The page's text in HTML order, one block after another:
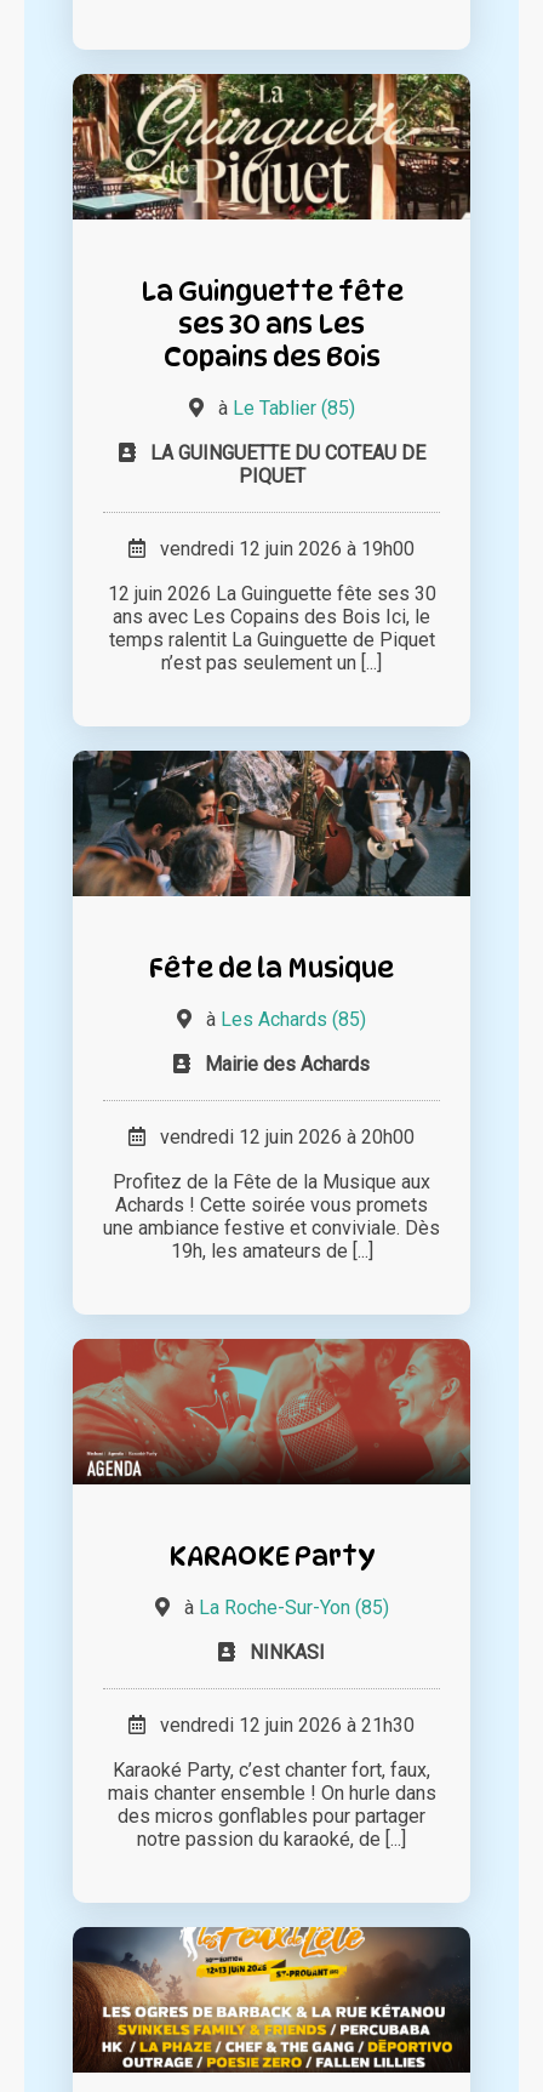
La Guinguette fête
ses 30 ans Les
Copains des Bois
à Le Tablier (85)
LA GUINGUETTE DU COTEAU DE
PIQUET
vendredi 12 juin 2026 à 19h00
12 juin 2026 La Guinguette fête ses 30
ans avec Les Copains des Bois Ici, le
temps ralentit La Guinguette de Piquet
n’est pas seulement un [...]
Fête de la Musique
à Les Achards (85)
Mairie des Achards
vendredi 12 juin 2026 à 20h00
Profitez de la Fête de la Musique aux
Achards ! Cette soirée vous promets
une ambiance festive et conviviale. Dès
19h, les amateurs de [...]
KARAOKE Party
à La Roche-Sur-Yon (85)
NINKASI
vendredi 12 juin 2026 à 21h30
Karaoké Party, c’est chanter fort, faux,
mais chanter ensemble ! On hurle dans
des micros gonflables pour partager
notre passion du karaoké, de [...]